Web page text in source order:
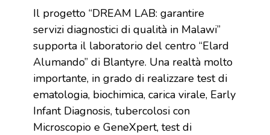
Il progetto “DREAM LAB: garantire
servizi diagnostici di qualità in Malawi”
supporta il laboratorio del centro “Elard
Alumando” di Blantyre. Una realtà molto
importante, in grado di realizzare test di
ematologia, biochimica, carica virale, Early
Infant Diagnosis, tubercolosi con
Microscopio e GeneXpert, test di